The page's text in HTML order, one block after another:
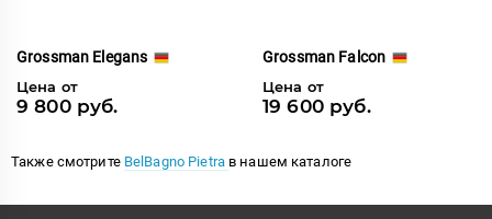
Grossman Elegans
Цена от
9 800 руб.
Grossman Falcon
Цена от
19 600 руб.
Также смотрите BelBagno Pietra в нашем каталоге